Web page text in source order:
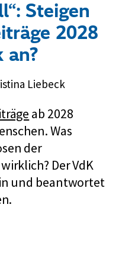
Steigen
2028
an?
Liebeck
ab 2028
Was
der
Der VdK
und beantwortet